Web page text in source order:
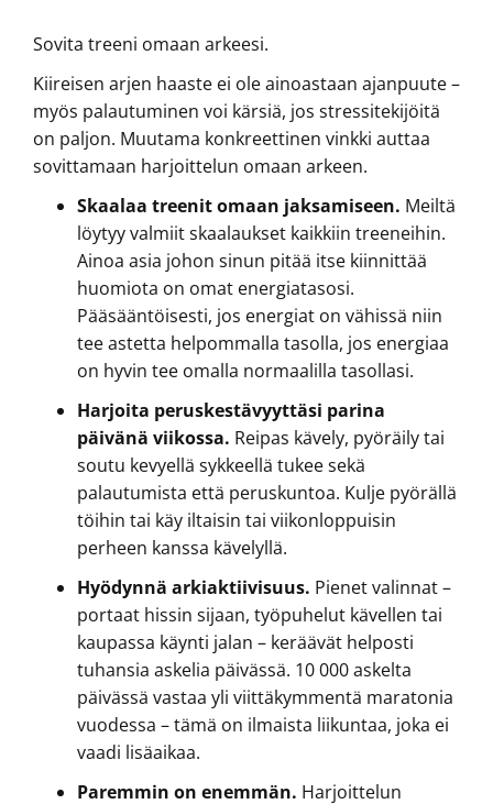
Sovita treeni omaan arkeesi.
Kiireisen arjen haaste ei ole ainoastaan ajanpuute –
myös palautuminen voi kärsiä, jos stressitekijöitä
on paljon. Muutama konkreettinen vinkki auttaa
sovittamaan harjoittelun omaan arkeen.
Skaalaa treenit omaan jaksamiseen. Meiltä
löytyy valmiit skaalaukset kaikkiin treeneihin.
Ainoa asia johon sinun pitää itse kiinnittää
huomiota on omat energiatasosi.
Pääsääntöisesti, jos energiat on vähissä niin
tee astetta helpommalla tasolla, jos energiaa
on hyvin tee omalla normaalilla tasollasi.
Harjoita peruskestävyyttäsi parina
päivänä viikossa. Reipas kävely, pyöräily tai
soutu kevyellä sykkeellä tukee sekä
palautumista että peruskuntoa. Kulje pyörällä
töihin tai käy iltaisin tai viikonloppuisin
perheen kanssa kävelyllä.
Hyödynnä arkiaktiivisuus. Pienet valinnat –
portaat hissin sijaan, työpuhelut kävellen tai
kaupassa käynti jalan – keräävät helposti
tuhansia askelia päivässä. 10 000 askelta
päivässä vastaa yli viittäkymmentä maratonia
vuodessa – tämä on ilmaista liikuntaa, joka ei
vaadi lisäaikaa.
Paremmin on enemmän. Harjoittelun